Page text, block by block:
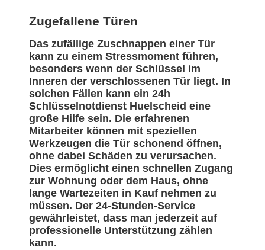
Zugefallene Türen
Das zufällige Zuschnappen einer Tür
kann zu einem Stressmoment führen,
besonders wenn der Schlüssel im
Inneren der verschlossenen Tür liegt. In
solchen Fällen kann ein 24h
Schlüsselnotdienst Huelscheid eine
große Hilfe sein. Die erfahrenen
Mitarbeiter können mit speziellen
Werkzeugen die Tür schonend öffnen,
ohne dabei Schäden zu verursachen.
Dies ermöglicht einen schnellen Zugang
zur Wohnung oder dem Haus, ohne
lange Wartezeiten in Kauf nehmen zu
müssen. Der 24-Stunden-Service
gewährleistet, dass man jederzeit auf
professionelle Unterstützung zählen
kann.